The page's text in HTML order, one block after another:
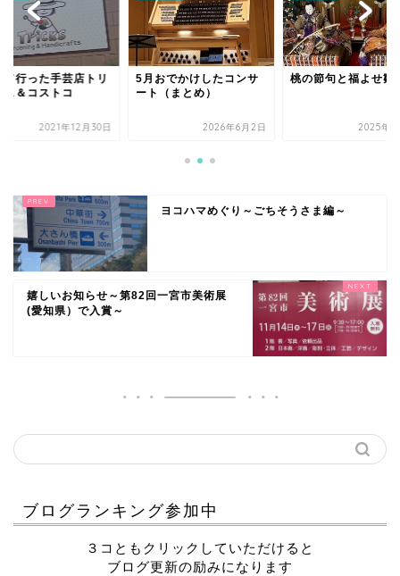
でかけしたコンサ
（まとめ）
2026年6月2日
桃の節句と福よせ雛
2025年3月3日
初めて行った手芸店
2021年12
ヨコハマめぐり～ごちそうさま編～
嬉しいお知らせ～第82回一宮市美術展
(愛知県）で入賞～
ブログランキング参加中
３コともクリックしていただけると
ブログ更新の励みになります